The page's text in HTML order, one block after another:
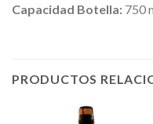
Capacidad Botella: 750
PRODUCTOS